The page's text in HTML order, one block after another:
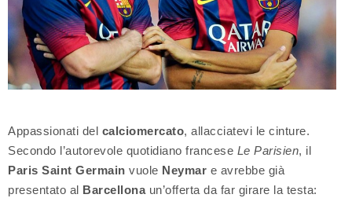
Appassionati del calciomercato, allacciatevi le cinture.
Secondo l’autorevole quotidiano francese Le Parisien, il
Paris Saint Germain vuole Neymar e avrebbe già
presentato al Barcellonaun’offerta da far girare la testa: